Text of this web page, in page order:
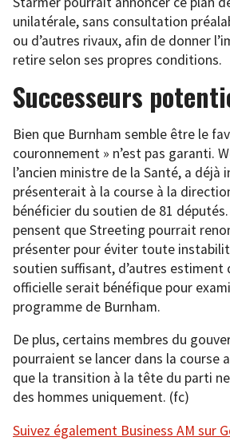
unilatérale, sans consultation
ou d’autres rivaux, afin de donner
retire selon ses propres conditions.
Successeurs
Bien que Burnham semble être le
couronnement » n’est pas garanti.
l’ancien ministre de la Santé, a déjà
présenterait à la course à la
bénéficier du soutien de 81
pensent que Streeting pourrait
présenter pour éviter toute
soutien suffisant, d’autres estiment
officielle serait bénéfique pour
programme de Burnham.
De plus, certains membres du
pourraient se lancer dans la course
que la transition à la tête du parti
des hommes uniquement. (fc)
Suivez également Business AM sur